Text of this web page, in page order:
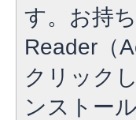
す。お持
Reader（
クリック
ンストー